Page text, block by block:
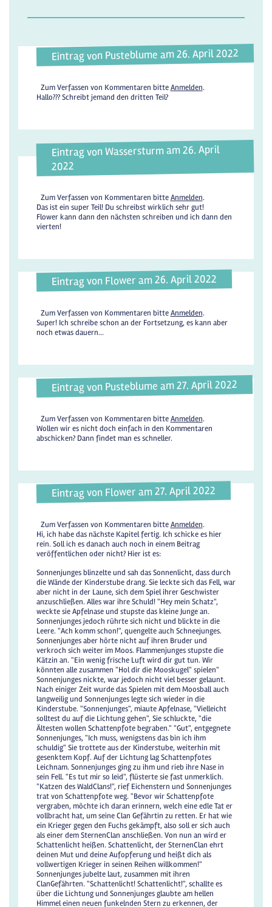
Eintrag von Pusteblume am 26. April 2022
Zum Verfassen von Kommentaren bitteAnmelden.
Hallo??? Schreibt jemand den dritten Teil?
Eintrag von Wassersturm am 26. April
2022
Zum Verfassen von Kommentaren bitteAnmelden.
Das ist ein super Teil! Du schreibst wirklich sehr gut!
Flower kann dann den nächsten schreiben und ich dann den
vierten!
Eintrag von Flower am 26. April 2022
Zum Verfassen von Kommentaren bitteAnmelden.
Super! Ich schreibe schon an der Fortsetzung, es kann aber
noch etwas dauern...
Eintrag von Pusteblume am 27. April 2022
Zum Verfassen von Kommentaren bitteAnmelden.
Wollen wir es nicht doch einfach in den Kommentaren
abschicken? Dann findet man es schneller.
Eintrag von Flower am 27. April 2022
Zum Verfassen von Kommentaren bitteAnmelden.
Hi, ich habe das nächste Kapitel fertig. Ich schicke es hier
rein. Soll ich es danach auch noch in einem Beitrag
veröffentlichen oder nicht? Hier ist es:
Sonnenjunges blinzelte und sah das Sonnenlicht, dass durch
die Wände der Kinderstube drang. Sie leckte sich das Fell, war
aber nicht in der Laune, sich dem Spiel ihrer Geschwister
anzuschließen. Alles war ihre Schuld! "Hey mein Schatz",
weckte sie Apfelnase und stupste das kleine Junge an.
Sonnenjunges jedoch rührte sich nicht und blickte in die
Leere. "Ach komm schon!", quengelte auch Schneejunges.
Sonnenjunges aber hörte nicht auf ihren Bruder und
verkroch sich weiter im Moos. Flammenjunges stupste die
Kätzin an. "Ein wenig frische Luft wird dir gut tun. Wir
könnten alle zusammen "Hol dir die Mooskugel" spielen"
Sonnenjunges nickte, war jedoch nicht viel besser gelaunt.
Nach einiger Zeit wurde das Spielen mit dem Moosball auch
langweilig und Sonnenjunges legte sich wieder in die
Kinderstube. "Sonnenjunges", miaute Apfelnase, "Vielleicht
solltest du auf die Lichtung gehen", Sie schluckte, "die
Ältesten wollen Schattenpfote begraben." "Gut", entgegnete
Sonnenjunges, "Ich muss, wenigstens das bin ich ihm
schuldig" Sie trottete aus der Kinderstube, weiterhin mit
gesenktem Kopf. Auf der Lichtung lag Schattenpfotes
Leichnam. Sonnenjunges ging zu ihm und rieb ihre Nase in
sein Fell. "Es tut mir so leid", flüsterte sie fast unmerklich.
"Katzen des WaldClans!", rief Eichenstern und Sonnenjunges
trat von Schattenpfote weg. "Bevor wir Schattenpfote
vergraben, möchte ich daran erinnern, welch eine edle Tat er
vollbracht hat, um seine Clan Gefährtin zu retten. Er hat wie
ein Krieger gegen den Fuchs gekämpft, also soll er sich auch
als einer dem SternenClan anschließen. Von nun an wird er
Schattenlicht heißen. Schattenlicht, der SternenClan ehrt
deinen Mut und deine Aufopferung und heißt dich als
vollwertigen Krieger in seinen Reihen willkommen!"
Sonnenjunges jubelte laut, zusammen mit ihren
ClanGefährten. "Schattenlicht! Schattenlicht!", schallte es
über die Lichtung und Sonnenjunges glaubte am hellen
Himmel einen neuen funkelnden Stern zu erkennen, der